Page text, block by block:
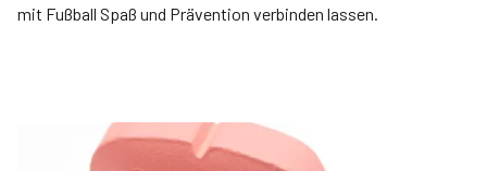
mit Fußball Spaß und Prävention verbinden lassen.